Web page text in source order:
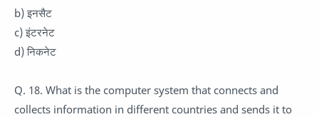
b) इनसैट
c) इंटरनेट
d) निकनेट
Q. 18. What is the computer system that connects and
collects information in different countries and sends it to